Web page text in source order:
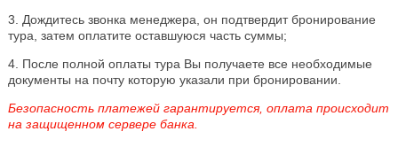
3. Дождитесь звонка менеджера, он подтвердит бронирование
тура, затем оплатите оставшуюся часть суммы;
4. После полной оплаты тура Вы получаете все необходимые
документы на почту которую указали при бронировании.
Безопасность платежей гарантируется, оплата происходит
на защищенном сервере банка.